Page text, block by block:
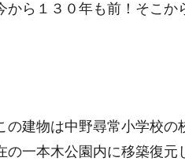
ら１３０年も前！そこか
建物は中野尋常小学校の
一本木公園内に移築復元